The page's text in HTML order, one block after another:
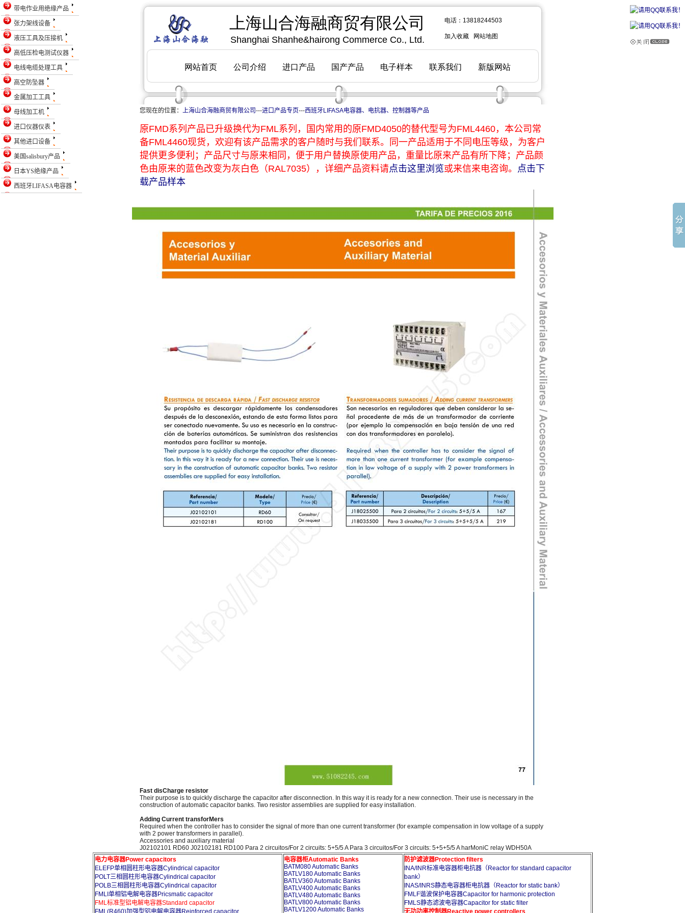
带电作业用绝缘产品
张力架线设备
液压工具及压接机
高低压检电测试仪器
电线电缆处理工具
高空防坠器
金属加工工具
母线加工机
进口仪器仪表
其他进口设备
美国salisbury产品
日本YS绝缘产品
西班牙LIFASA电容器
您现在的位置： 上海山合海融商贸有限公司 ---进口产品专页---西班牙LIFASA电容器、电抗器、控制器等产品
原FMD系列产品已升级换代为FML系列，国内常用的原FMD4050的替代型号为FML4460，本公司常
备FML4460现货，欢迎有该产品需求的客户随时与我们联系。同一产品适用于不同电压等级，为客户
提供更多便利；产品尺寸与原来相同，便于用户替换原使用产品，重量比原来产品有所下降；产品颜
色由原来的蓝色改变为灰白色（RAL7035），详细产品资料请点击这里浏览或来信来电咨询。 点击下
载产品样本
Fast disCharge resistor
Their purpose is to quickly discharge the capacitor after disconnection. In this way it is ready for a new connection. Their use is necessary in the
construction of automatic capacitor banks. Two resistor assemblies are supplied for easy installation.
Adding Current transforMers
Required when the controller has to consider the signal of more than one current transformer (for example compensation in low voltage of a supply
with 2 power transformers in parallel).
Accessories and auxiliary material
J02102101 RD60 J02102181 RD100 Para 2 circuitos/For 2 circuits: 5+5/5 A Para 3 circuitos/For 3 circuits: 5+5+5/5 A harMoniC relay WDH50A
电力电容器Power capacitors
ELEFP单相圆柱形电容器Cylindrical capacitor
POLT三相圆柱形电容器Cylindrical capacitor
POLB三相圆柱形电容器Cylindrical capacitor
FMLI单相铝电解电容器Pricsmatic capacitor
FML标准型铝电解电容器Standard capacitor
FML(R460)加强型铝电解电容器Reinforced capacitor
电容器柜Automatic Banks
BATM080 Automatic Banks
BATLV180 Automatic Banks
BATLV360 Automatic Banks
BATLV400 Automatic Banks
BATLV480 Automatic Banks
BATLV800 Automatic Banks
BATLV1200 Automatic Banks
防护滤波器Protection filters
INA/INR标准电容器柜电抗器（Reactor for standard capacitor
bank）
INAS/INRS静态电容器柜电抗器（Reactor for static bank）
FMLF谐波保护电容器Capacitor for harmonic protection
FMLS静态滤波电容器Capacitor for static filter
无功功率控制器Reactive power controllers